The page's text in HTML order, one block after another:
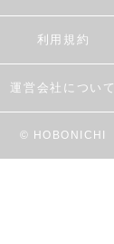
利用規約
運営会社について
© HOBONICHI